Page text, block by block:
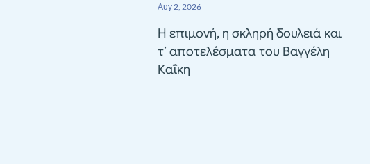
Αυγ 2, 2026
Η επιμονή, η σκληρή δουλειά και
τ’ αποτελέσματα του Βαγγέλη
Καΐκη